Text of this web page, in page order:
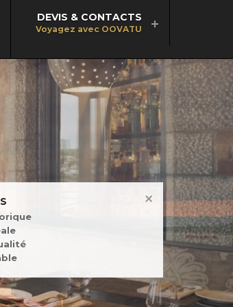
DEVIS & CONTACTS
Voyagez avec OOVATU